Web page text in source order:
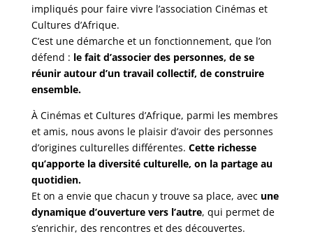
impliqués pour faire vivre l’association Cinémas et
Cultures d’Afrique.
C’est une démarche et un fonctionnement, que l’on
défend : le fait d’associer des personnes, de se
réunir autour d’un travail collectif, de construire
ensemble.
À Cinémas et Cultures d’Afrique, parmi les membres
et amis, nous avons le plaisir d’avoir des personnes
d’origines culturelles différentes. Cette richesse
qu’apporte la diversité culturelle, on la partage au
quotidien.
Et on a envie que chacun y trouve sa place, avec une
dynamique d’ouverture vers l’autre, qui permet de
s’enrichir, des rencontres et des découvertes.